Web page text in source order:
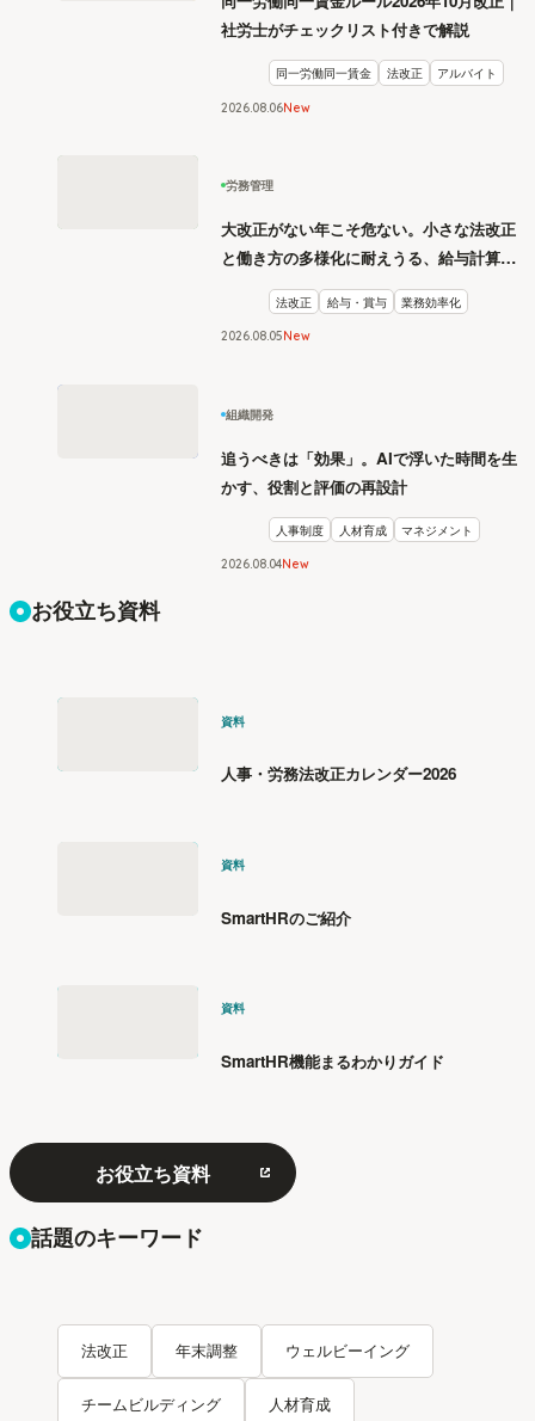
社労士がチェックリスト付きで解説
同一労働同一賃金 法改正 アルバイト
2026 08 06New
労務管理
大改正がない年こそ危ない。小さな法改正
と働き方の多様化に耐えうる、給与計算と
リスク管理
法改正 給与・賞与 業務効率化
2026.08 05New
組織開発
追うべきは「効果」。AIで浮いた時間を生
かす、役割と評価の再設計
人事制度 人材育成 マネジメント
2026.08 04New
お役立ち資料
資料
人事・労務法改正カレンダー2026
資料
SmartHRのご紹介
資料
SmartHR機能まるわかりガイド
お役立ち資料
話題のキーワード
法改正 年末調整 ウェルビーイング
チームビルディング 人材育成